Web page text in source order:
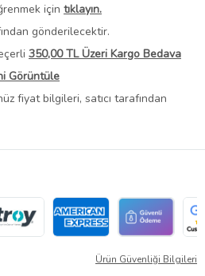
için tıklayın.
gönderilecektir.
350,00 TL Üzeri Kargo Bedava
Görüntüle
fiyat bilgileri, satıcı tarafından
Ürün Güvenliği Bilgileri